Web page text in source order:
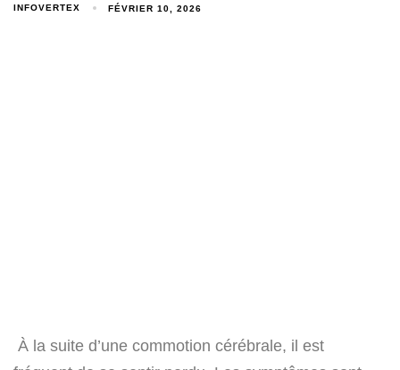
INFOVERTEX FÉVRIER 10, 2026
À la suite d’une commotion cérébrale, il est